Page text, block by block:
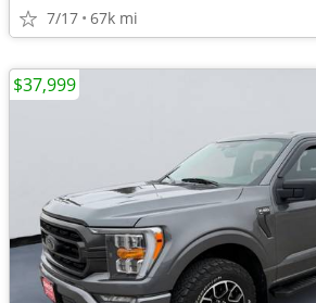
7/17 67k mi
$37,999